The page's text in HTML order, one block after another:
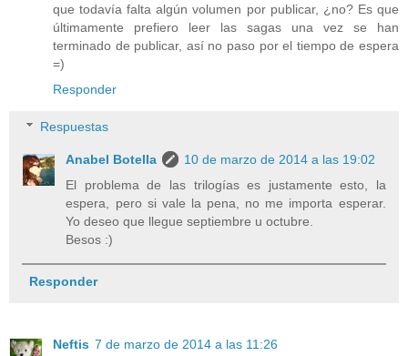
que todavía falta algún volumen por publicar, ¿no? Es que
últimamente prefiero leer las sagas una vez se han
terminado de publicar, así no paso por el tiempo de espera
=)
Responder
Respuestas
Anabel Botella
10 de marzo de 2014 a las 19:02
El problema de las trilogías es justamente esto, la
espera, pero si vale la pena, no me importa esperar.
Yo deseo que llegue septiembre u octubre.
Besos :)
Responder
Neftis 7 de marzo de 2014 a las 11:26